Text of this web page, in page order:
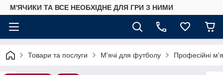
М'ЯЧИКИ ТА ВСЕ НЕОБХІДНЕ ДЛЯ ГРИ З НИМИ
Товари та послуги М'ячі для футболу Професійні